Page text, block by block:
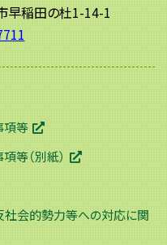
早稲田の杜1-14-1
項等
等（別紙）
社会的勢力等への対応に関